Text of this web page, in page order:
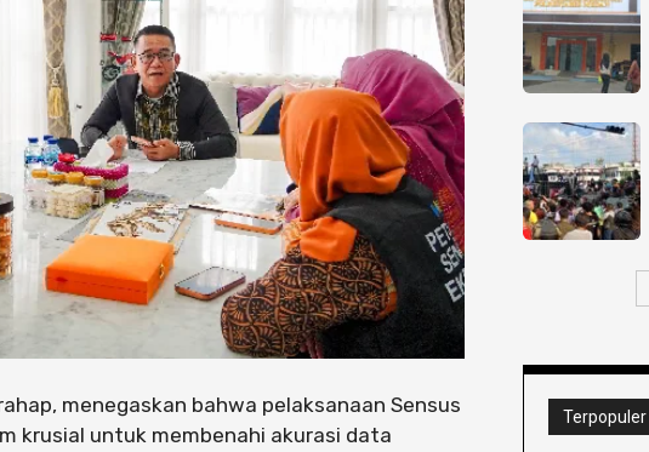
menegaskan bahwa pelaksanaan Sensus
krusial untuk membenahi akurasi data
Terpopuler